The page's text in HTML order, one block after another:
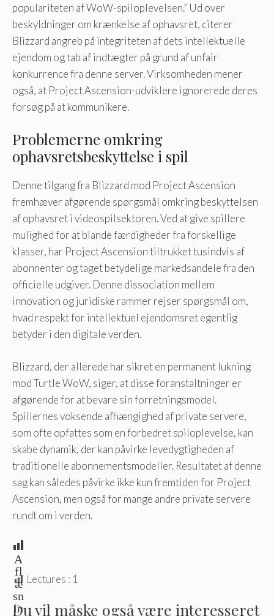
populariteten af ​​WoW-spiloplevelsen.” Ud over
beskyldninger om krænkelse af ophavsret, citerer
Blizzard angreb på integriteten af ​​dets intellektuelle
ejendom og tab af indtægter på grund af unfair
konkurrence fra denne server. Virksomheden mener
også, at Project Ascension-udviklere ignorerede deres
forsøg på at kommunikere.
Problemerne omkring
ophavsretsbeskyttelse i spil
Denne tilgang fra Blizzard mod Project Ascension
fremhæver afgørende spørgsmål omkring beskyttelsen
af ​​ophavsret i videospilsektoren. Ved at give spillere
mulighed for at blande færdigheder fra forskellige
klasser, har Project Ascension tiltrukket tusindvis af
abonnenter og taget betydelige markedsandele fra den
officielle udgiver. Denne dissociation mellem
innovation og juridiske rammer rejser spørgsmål om,
hvad respekt for intellektuel ejendomsret egentlig
betyder i den digitale verden.
Blizzard, der allerede har sikret en permanent lukning
mod Turtle WoW, siger, at disse foranstaltninger er
afgørende for at bevare sin forretningsmodel.
Spillernes voksende afhængighed af private servere,
som ofte opfattes som en forbedret spiloplevelse, kan
skabe dynamik, der kan påvirke levedygtigheden af ​​
traditionelle abonnementsmodeller. Resultatet af denne
sag kan således påvirke ikke kun fremtiden for Project
Ascension, men også for mange andre private servere
rundt om i verden.
A
fl
æ
sn
in
Lectures : 1
Du vil måske også være interesseret